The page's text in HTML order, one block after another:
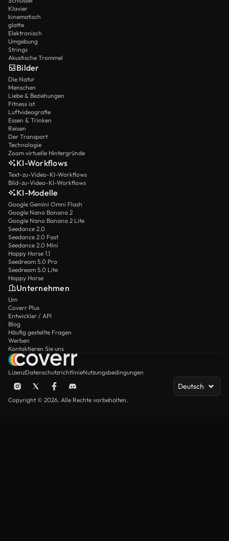
Klavier
kinematisch
glatte
Elektronisch
Umgebung
Strings
Akustische Trommel
Bilder
Die Natur
Menschen
Liebe & Beziehungen
Fitness ist
Luftvideografie
Essen & Trinken
Reisen
Der Transport
Technologie
Zoom virtuelle Hintergründe
KI-Workflows
Text-zu-Video-KI-Workflows
Bild-zu-Video-KI-Workflows
KI-Modelle
Google Gemini Omni Flash
Google Nano Banana 2
Google Nano Banana 2 Lite
Seedance 2.0
Seedance 2.0 Fast
Seedance 2.0 Mini
Happy Horse 1.1
Seedream 5.0 Pro
Seedream 5.0 Lite
Happy Horse
Unternehmen
Um
Coverr Plus
Entwickler / API
Blog
Häufig gestellte Fragen
Werben
Kontaktieren Sie uns
LizenzDatenschutzrichtlinieNutzungsbedingungen
Deutsch
Copyright © 2026. Alle Rechte vorbehalten.